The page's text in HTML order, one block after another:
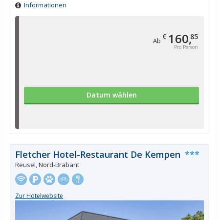
Ab € 160,85
Pro Person
Datum wählen
Informationen
Fletcher Hotel-Restaurant De Kempen ***
Reusel, Nord-Brabant
Zur Hotelwebsite